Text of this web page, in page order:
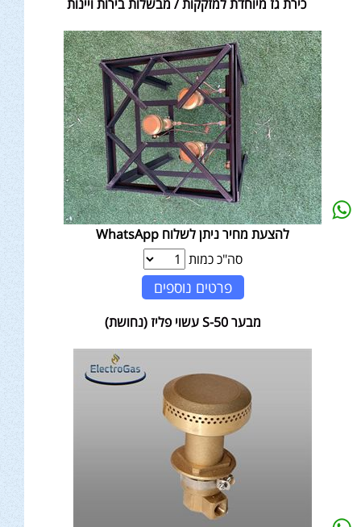
כירת גז מיוחדת למזקקות / מבשלות בירות ויינות
להצעת מחיר ניתן לשלוח WhatsApp
סה"כ כמות
פרטים נוספים
מבער S-50 עשוי פליז (נחושת)